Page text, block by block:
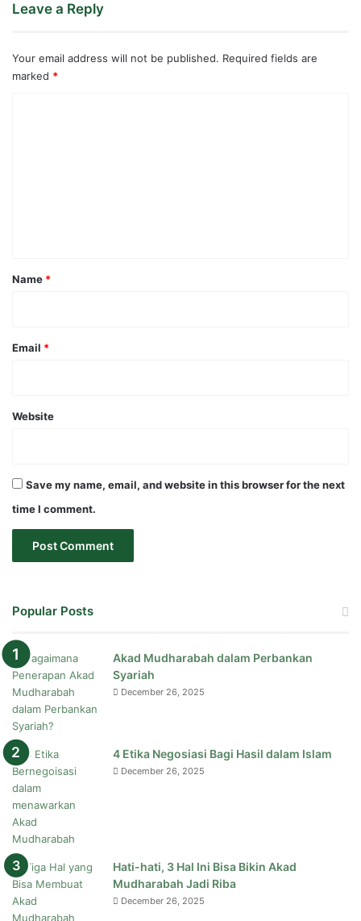
Leave a Reply
Your email address will not be published. Required fields are
marked *
*
Name *
Email *
Website
Save my name, email, and website in this browser for the next
time I comment.
Popular Posts
Akad Mudharabah dalam Perbankan
Syariah
December 26, 2025
4 Etika Negosiasi Bagi Hasil dalam Islam
December 26, 2025
Hati-hati, 3 Hal Ini Bisa Bikin Akad
Mudharabah Jadi Riba
December 26, 2025